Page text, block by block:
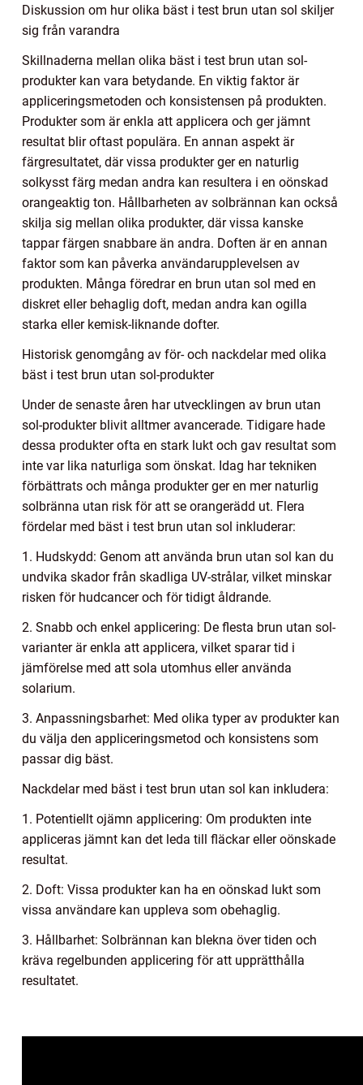
Diskussion om hur olika bäst i test brun utan sol skiljer
sig från varandra
Skillnaderna mellan olika bäst i test brun utan sol-
produkter kan vara betydande. En viktig faktor är
appliceringsmetoden och konsistensen på produkten.
Produkter som är enkla att applicera och ger jämnt
resultat blir oftast populära. En annan aspekt är
färgresultatet, där vissa produkter ger en naturlig
solkysst färg medan andra kan resultera i en oönskad
orangeaktig ton. Hållbarheten av solbrännan kan också
skilja sig mellan olika produkter, där vissa kanske
tappar färgen snabbare än andra. Doften är en annan
faktor som kan påverka användarupplevelsen av
produkten. Många föredrar en brun utan sol med en
diskret eller behaglig doft, medan andra kan ogilla
starka eller kemisk-liknande dofter.
Historisk genomgång av för- och nackdelar med olika
bäst i test brun utan sol-produkter
Under de senaste åren har utvecklingen av brun utan
sol-produkter blivit alltmer avancerade. Tidigare hade
dessa produkter ofta en stark lukt och gav resultat som
inte var lika naturliga som önskat. Idag har tekniken
förbättrats och många produkter ger en mer naturlig
solbränna utan risk för att se orangerädd ut. Flera
fördelar med bäst i test brun utan sol inkluderar:
1. Hudskydd: Genom att använda brun utan sol kan du
undvika skador från skadliga UV-strålar, vilket minskar
risken för hudcancer och för tidigt åldrande.
2. Snabb och enkel applicering: De flesta brun utan sol-
varianter är enkla att applicera, vilket sparar tid i
jämförelse med att sola utomhus eller använda
solarium.
3. Anpassningsbarhet: Med olika typer av produkter kan
du välja den appliceringsmetod och konsistens som
passar dig bäst.
Nackdelar med bäst i test brun utan sol kan inkludera:
1. Potentiellt ojämn applicering: Om produkten inte
appliceras jämnt kan det leda till fläckar eller oönskade
resultat.
2. Doft: Vissa produkter kan ha en oönskad lukt som
vissa användare kan uppleva som obehaglig.
3. Hållbarhet: Solbrännan kan blekna över tiden och
kräva regelbunden applicering för att upprätthålla
resultatet.